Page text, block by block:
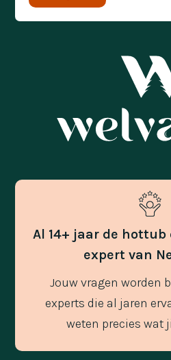
Al 14+ jaar de
expert van
Jouw vragen worden
experts die al jaren
weten precies wat